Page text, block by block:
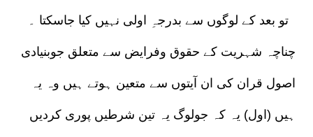
تو بعد کے لوگوں سے بدرجہِ اولی نہیں کیا جاسکتا ۔
چناچہ شہریت کے حقوق وفرایض سے متعلق جوبنیادی
اصول قران کی ان آیتوں سے متعین ہوتے ہیں وہ یہ
ہیں (اول) یہ کہ جولوگ یہ تین شرطیں پوری کردیں